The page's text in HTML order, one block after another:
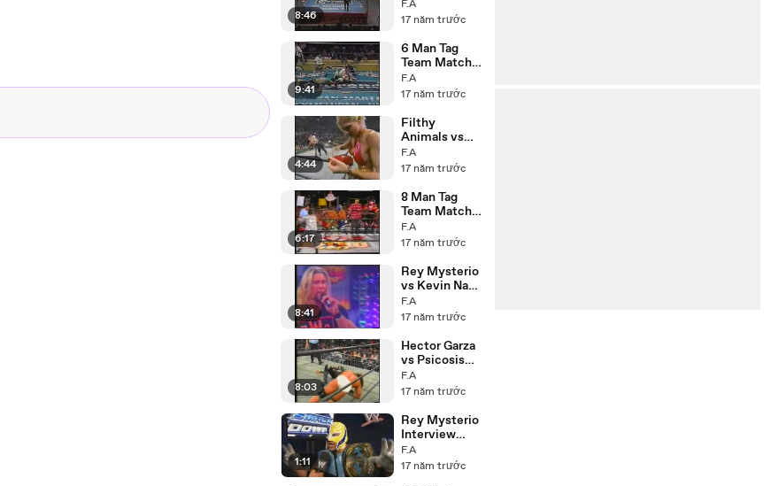
8:46
F.A
17 năm trước
9:41
6 Man Tag
Team Match
14.11.95 P1
F.A
17 năm trước
4:44
Filthy
Animals vs
Revolution
8.11.99
F.A
17 năm trước
6:17
8 Man Tag
Team Match
21.3.99
F.A
17 năm trước
8:41
Rey Mysterio
vs Kevin Nash
22.2.99
F.A
17 năm trước
8:03
Hector Garza
vs Psicosis
25.2.99
F.A
17 năm trước
1:11
Rey Mysterio
Interview
15.5.09
F.A
17 năm trước